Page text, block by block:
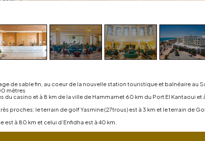
de sable fin, au coeur de la nouvelle station touristique et balnéaire au
mètres
du casino et à 8 km de la ville de Hammamet 60 km du Port El Kantaoui et
proches; le terrain de golf Yasmine (27trous) est à 3 km et le terrain de
est à 80 km et celui d’Enfidha est à 40 km.